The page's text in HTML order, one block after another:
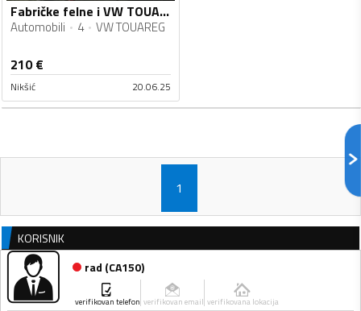
Fabričke felne i VW TOUAREG gume
Automobili 4 VW TOUAREG
210€
Nikšić 20.06.25
1
KORISNIK
rad (CA150)
verifikovan telefon verifikovan email verifikovana lokacija